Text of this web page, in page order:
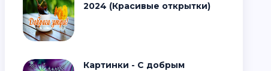
2024 (Красивые открытки)
Картинки - С добрым